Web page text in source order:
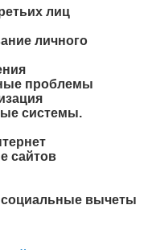
лиц
личного
проблемы
системы.
сайтов
вычеты